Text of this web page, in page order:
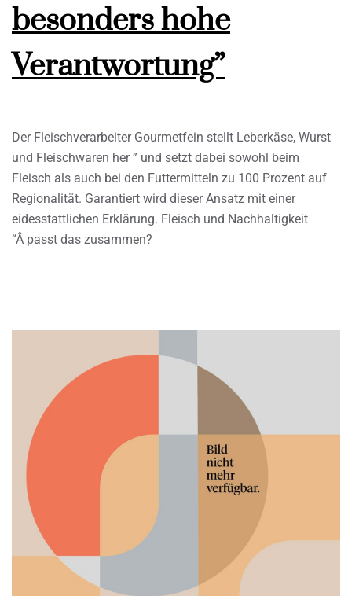
besonders hohe
Verantwortung”
Der Fleischverarbeiter Gourmetfein stellt Leberkäse, Wurst
und Fleischwaren her ” und setzt dabei sowohl beim
Fleisch als auch bei den Futtermitteln zu 100 Prozent auf
Regionalität. Garantiert wird dieser Ansatz mit einer
eidesstattlichen Erklärung. Fleisch und Nachhaltigkeit
“Â passt das zusammen?